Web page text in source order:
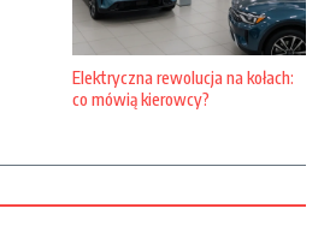
Elektryczna rewolucja na kołach:
co mówią kierowcy?